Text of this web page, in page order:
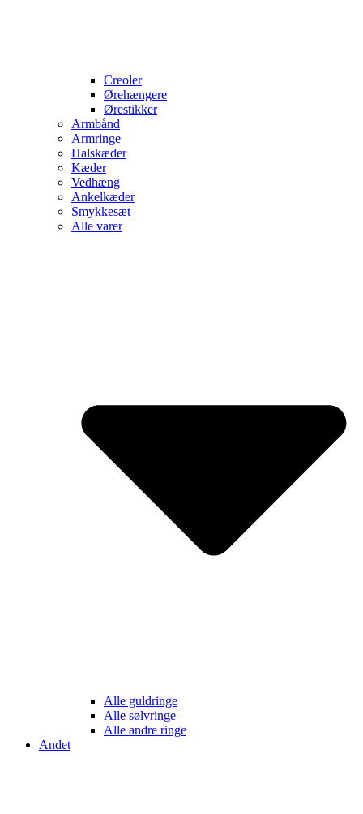
Creoler
Ørehængere
Ørestikker
Armbånd
Armringe
Halskæder
Kæder
Vedhæng
Ankelkæder
Smykkesæt
Alle varer
Alle guldringe
Alle sølvringe
Alle andre ringe
Andet